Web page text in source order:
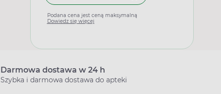
Podana cena jest ceną maksymalną
Dowiedz się więcej
Darmowa dostawa w 24 h
Szybka i darmowa dostawa do apteki